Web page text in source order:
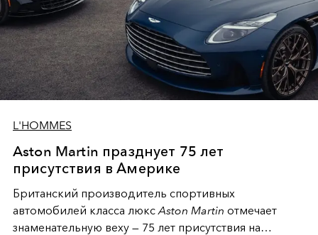
L'HOMMES
Aston Martin празднует 75 лет
присутствия в Америке
Британский производитель спортивных
автомобилей класса люкс Aston Martin отмечает
знаменательную веху — 75 лет присутствия на